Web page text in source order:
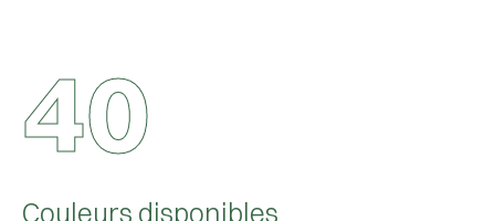
40
Couleurs disponibles